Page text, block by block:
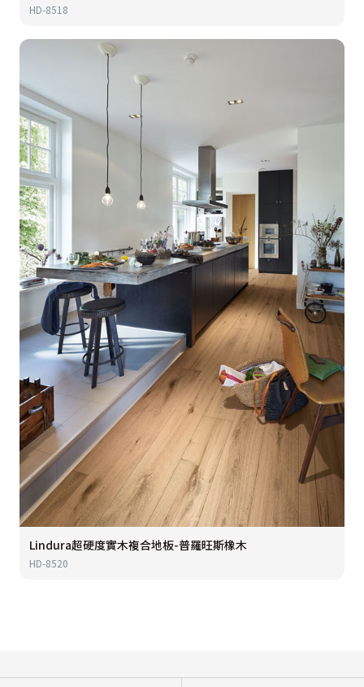
HD-8518
Lindura超硬度實木複合地板-普羅旺斯橡木
HD-8520